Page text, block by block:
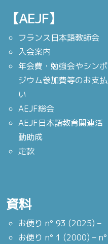
【AEJF】
フランス日本語教師会
入会案内
年会費・勉強会やシンポ
ジウム参加費等のお支払
い
AEJF総会
AEJF日本語教育関連活
動助成
定款
資料
お便り n° 93 (2025) –
お便り n° 1 (2000) – n°